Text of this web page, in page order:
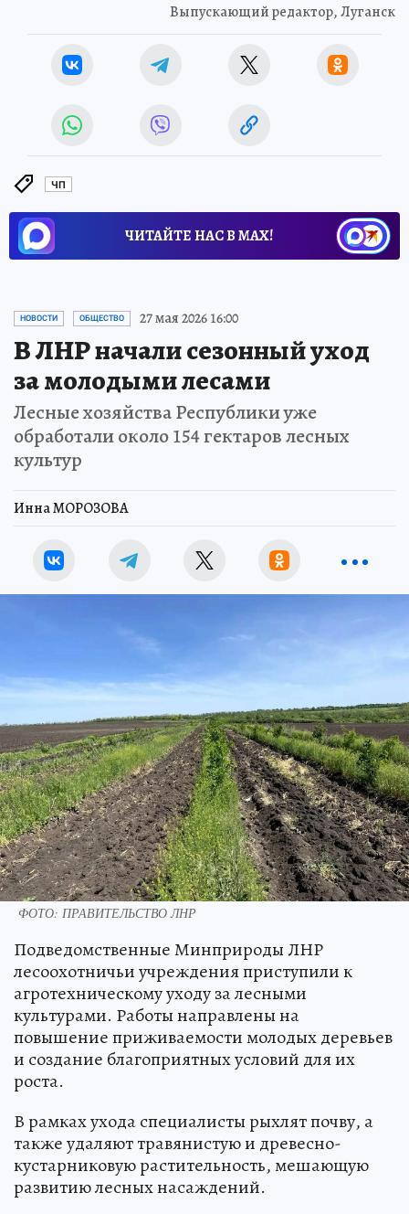
Выпускающий редактор, Луганск
ЧП
ЧИТАЙТЕ НАС В МАХ!
НОВОСТИ ОБЩЕСТВО 27 мая 2026 16:00
В ЛНР начали сезонный уход
за молодыми лесами
Лесные хозяйства Республики уже
обработали около 154 гектаров лесных
культур
Инна МОРОЗОВА
ФОТО: ПРАВИТЕЛЬСТВО ЛНР
Подведомственные Минприроды ЛНР
лесоохотничьи учреждения приступили к
агротехническому уходу за лесными
культурами. Работы направлены на
повышение приживаемости молодых деревьев
и создание благоприятных условий для их
роста.
В рамках ухода специалисты рыхлят почву, а
также удаляют травянистую и древесно-
кустарниковую растительность, мешающую
развитию лесных насаждений.